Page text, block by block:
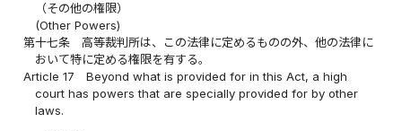
（その他の権限）
(Other Powers)
第十七条
高等裁判所は、この法律に定めるものの外、他の法律に
おいて特に定める権限を有する。
Article 17
Beyond what is provided for in this Act, a high
court has powers that are specially provided for by other
laws.